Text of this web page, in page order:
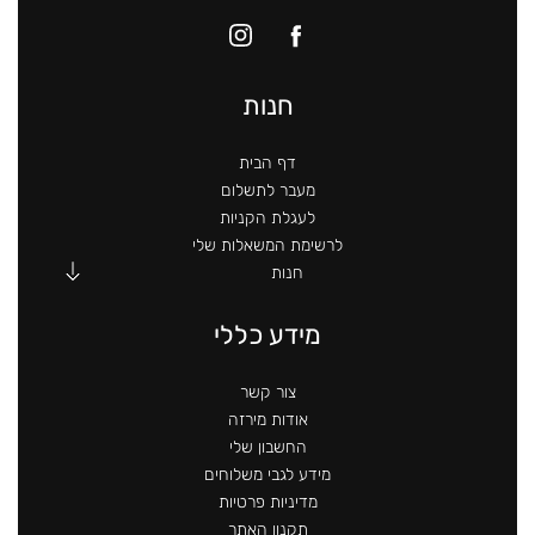
חנות
דף הבית
מעבר לתשלום
לעגלת הקניות
לרשימת המשאלות שלי
חנות
מידע כללי
צור קשר
אודות מירזה
החשבון שלי
מידע לגבי משלוחים
מדיניות פרטיות
תקנון האתר